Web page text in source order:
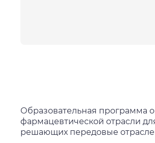
Образовательная программа
фармацевтической отрасли
решающих передовые